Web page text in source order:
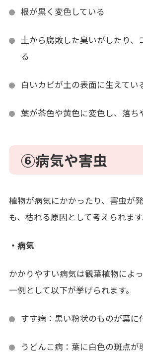
根が黒く変色している
土から腐敗した臭いがしたり、
る
白いカビが土の表面に生えてい
葉が茶色や黄色に変色し、落ち
⑥病気や害虫
植物が病気にかかったり、害虫が
も、枯れる原因として考えられます
・病気
かかりやすい病気は観葉植物によ
一例として以下が挙げられます。
すす病：黒い粉状のものが葉に
うどんこ病：葉に白色の斑点が